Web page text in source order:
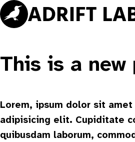
Skip
to
content
This is a new
Lorem, ipsum dolor sit
adipisicing elit. Cupiditate
quibusdam laborum,